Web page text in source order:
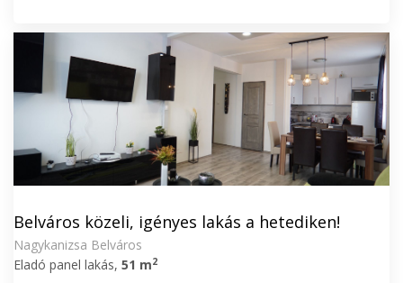
Belváros közeli, igényes lakás a hetediken!
Nagykanizsa Belváros
Eladó panel lakás, 51 m2